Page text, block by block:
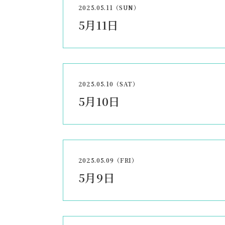
2025.05.11（SUN）
5月11日
2025.05.10（SAT）
5月10日
2025.05.09（FRI）
5月9日